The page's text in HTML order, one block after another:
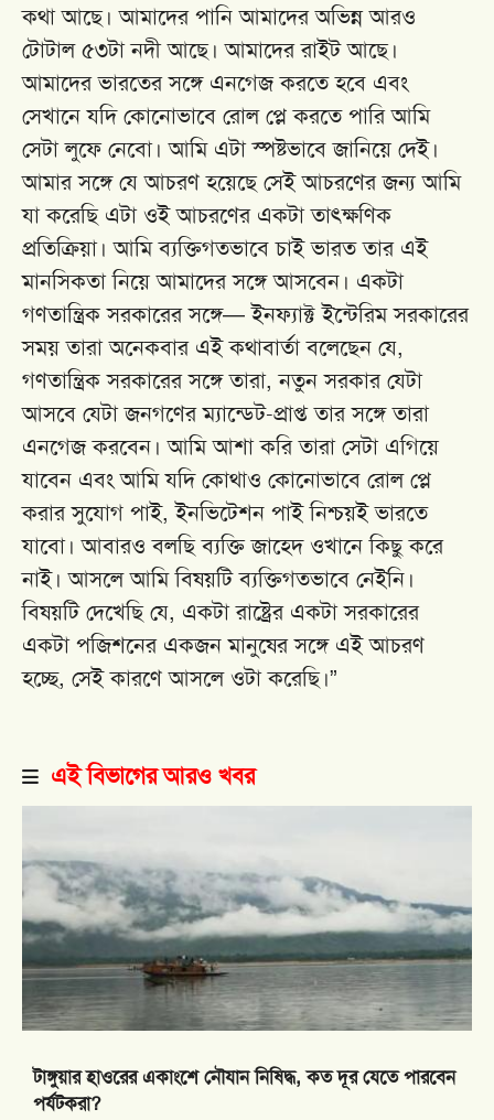
কথা আছে। আমাদের পানি আমাদের অভিন্ন আরও
টোটাল ৫৩টা নদী আছে। আমাদের রাইট আছে।
আমাদের ভারতের সঙ্গে এনগেজ করতে হবে এবং
সেখানে যদি কোনোভাবে রোল প্লে করতে পারি আমি
সেটা লুফে নেবো। আমি এটা স্পষ্টভাবে জানিয়ে দেই।
আমার সঙ্গে যে আচরণ হয়েছে সেই আচরণের জন্য আমি
যা করেছি এটা ওই আচরণের একটা তাৎক্ষণিক
প্রতিক্রিয়া। আমি ব্যক্তিগতভাবে চাই ভারত তার এই
মানসিকতা নিয়ে আমাদের সঙ্গে আসবেন। একটা
গণতান্ত্রিক সরকারের সঙ্গে— ইনফ্যাক্ট ইন্টেরিম সরকারের
সময় তারা অনেকবার এই কথাবার্তা বলেছেন যে,
গণতান্ত্রিক সরকারের সঙ্গে তারা, নতুন সরকার যেটা
আসবে যেটা জনগণের ম্যান্ডেট-প্রাপ্ত তার সঙ্গে তারা
এনগেজ করবেন। আমি আশা করি তারা সেটা এগিয়ে
যাবেন এবং আমি যদি কোথাও কোনোভাবে রোল প্লে
করার সুযোগ পাই, ইনভিটেশন পাই নিশ্চয়ই ভারতে
যাবো। আবারও বলছি ব্যক্তি জাহেদ ওখানে কিছু করে
নাই। আসলে আমি বিষয়টি ব্যক্তিগতভাবে নেইনি।
বিষয়টি দেখেছি যে, একটা রাষ্ট্রের একটা সরকারের
একটা পজিশনের একজন মানুষের সঙ্গে এই আচরণ
হচ্ছে, সেই কারণে আসলে ওটা করেছি।”
এই বিভাগের আরও খবর
টাঙ্গুয়ার হাওরের একাংশে নৌযান নিষিদ্ধ, কত দূর যেতে পারবেন
পর্যটকরা?